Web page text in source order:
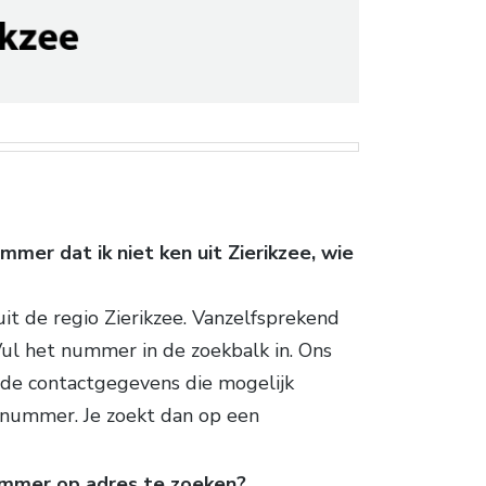
dat ik niet ken uit Zierikzee, wie
de regio Zierikzee. Vanzelfsprekend
het nummer in de zoekbalk in. Ons
contactgegevens die mogelijk
Je zoekt dan op een